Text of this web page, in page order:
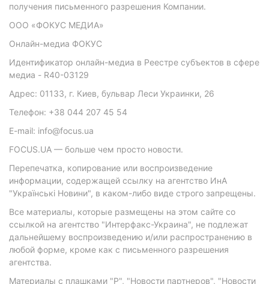
получения письменного разрешения Компании.
ООО «ФОКУС МЕДИА»
Онлайн-медиа ФОКУС
Идентификатор онлайн-медиа в Реестре субъектов в сфере
медиа - R40-03129
Адрес: 01133, г. Киев, бульвар Леси Украинки, 26
Телефон: +38 044 207 45 54
E-mail: info@focus.ua
FOCUS.UA — больше чем просто новости.
Перепечатка, копирование или воспроизведение
информации, содержащей ссылку на агентство ИнА
"Українські Новини", в каком-либо виде строго запрещены.
Все материалы, которые размещены на этом сайте со
ссылкой на агентство "Интерфакс-Украина", не подлежат
дальнейшему воспроизведению и/или распространению в
любой форме, кроме как с письменного разрешения
агентства.
Материалы с плашками "Р", "Новости партнеров", "Новости